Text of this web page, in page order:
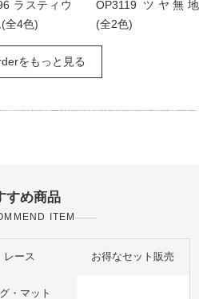
ラスティウ
全4色)
OP3119 ツヤ無地
(全2色)
をもっと見る
すめ商品
ITEM
レース お得なセット販売
・マット